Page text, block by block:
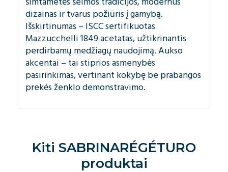
dizainas ir tvarus požiūris į gamybą.
Išskirtinumas – ISCC sertifikuotas
Mazzucchelli 1849 acetatas, užtikrinantis
perdirbamų medžiagų naudojimą. Aukso
akcentai – tai stiprios asmenybės
pasirinkimas, vertinant kokybę be prabangos
prekės ženklo demonstravimo.
Kiti SABRINARÉGÉTURO
produktai